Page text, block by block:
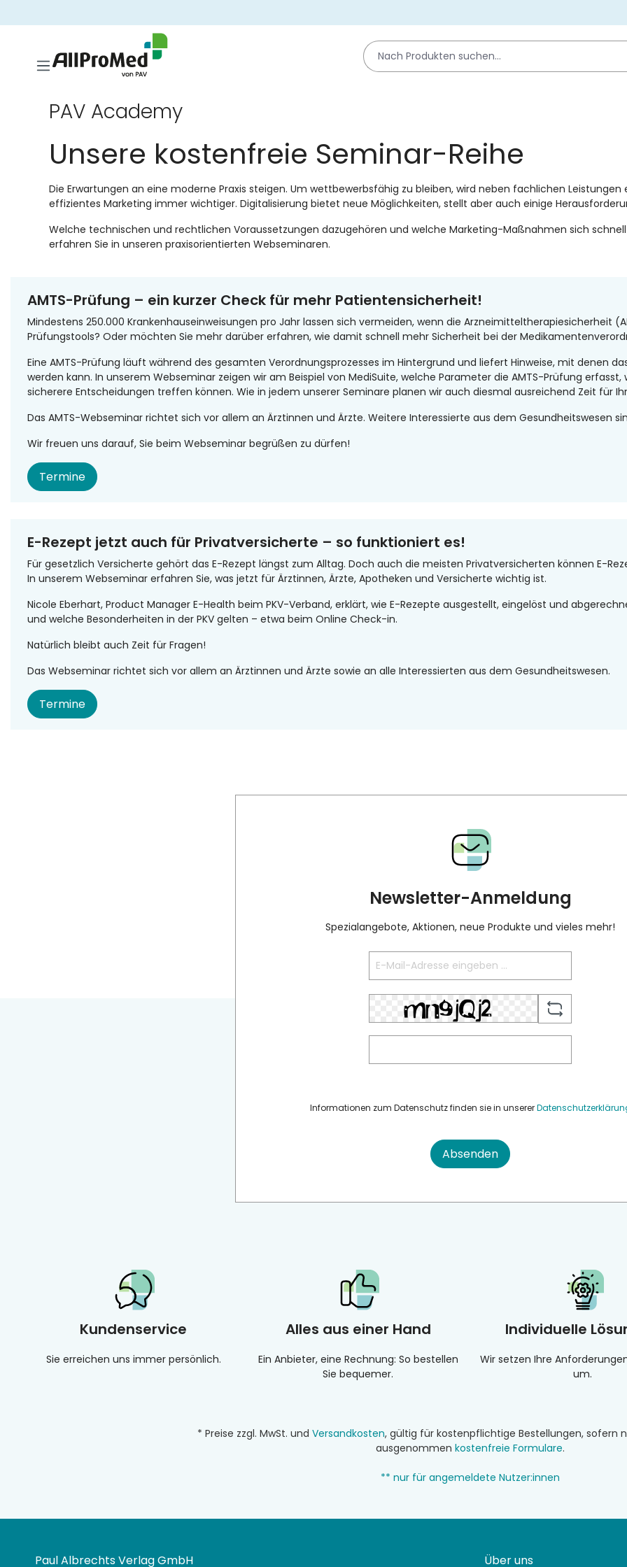
PAV Academy: Kostenlose
Seminare für Ihre Praxis
Lorem ipsum dolor sit amet, consetetur sadipscing elitr, sed diam nonumy eirmod
eos et accusam et justo.
PAV Academy
Unsere kostenfreie Seminar-Reihe
Die Erwartungen an eine moderne Praxis steigen. Um wettbewerbsfähig zu bleiben, wird neben fachlichen Leistungen
effizientes Marketing immer wichtiger. Digitalisierung bietet neue Möglichkeiten, stellt aber auch einige
Welche technischen und rechtlichen Voraussetzungen dazugehören und welche Marketing-Maßnahmen sich
erfahren Sie in unseren praxisorientierten Webseminaren.
AMTS-Prüfung – ein kurzer Check für mehr Patientensicherheit!
Mindestens 250.000 Krankenhauseinweisungen pro Jahr lassen sich vermeiden, wenn die Arzneimitteltherapiesicherheit
Prüfungstools? Oder möchten Sie mehr darüber erfahren, wie damit schnell mehr Sicherheit bei der
Eine AMTS-Prüfung läuft während des gesamten Verordnungsprozesses im Hintergrund und liefert Hinweise, mit denen
werden kann. In unserem Webseminar zeigen wir am Beispiel von MediSuite, welche Parameter die AMTS-Prüfung
sicherere Entscheidungen treffen können. Wie in jedem unserer Seminare planen wir auch diesmal ausreichend Zeit für
Das AMTS-Webseminar richtet sich vor allem an Ärztinnen und Ärzte. Weitere Interessierte aus dem Gesundheitswesen
Wir freuen uns darauf, Sie beim Webseminar begrüßen zu dürfen!
Termine
E-Rezept jetzt auch für Privatversicherte – so funktioniert es!
Für gesetzlich Versicherte gehört das E-Rezept längst zum Alltag. Doch auch die meisten Privatversicherten können E-
In unserem Webseminar erfahren Sie, was jetzt für Ärztinnen, Ärzte, Apotheken und Versicherte wichtig ist.
Nicole Eberhart, Product Manager E-Health beim PKV-Verband, erklärt, wie E-Rezepte ausgestellt, eingelöst und
und welche Besonderheiten in der PKV gelten – etwa beim Online Check-in.
Natürlich bleibt auch Zeit für Fragen!
Das Webseminar richtet sich vor allem an Ärztinnen und Ärzte sowie an alle Interessierten aus dem Gesundheitswesen.
Termine
Newsletter-Anmeldung
Spezialangebote, Aktionen, neue Produkte und vieles mehr!
Informationen zum Datenschutz finden sie in unserer
Absenden
Kundenservice
Sie erreichen uns immer persönlich.
Alles aus einer Hand
Ein Anbieter, eine Rechnung: So bestellen
Sie bequemer.
Individuelle
Wir setzen Ihre
um.
* Preise zzgl. MwSt. und Versandkosten, gültig für kostenpflichtige Bestellungen, sofern
ausgenommen kostenfreie Formulare.
** nur für angemeldete Nutzer:innen
Paul Albrechts Verlag GmbH Über uns